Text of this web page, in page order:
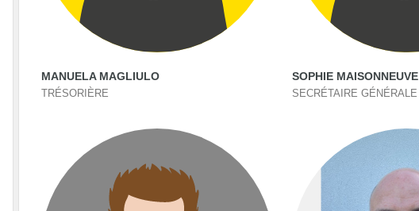
MANUELA MAGLIULO
TRÉSORIÈRE
SOPHIE MAISONNEUVE
SECRÉTAIRE GÉNÉRALE